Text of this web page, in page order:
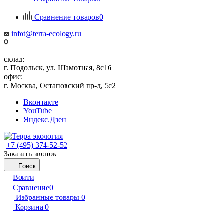
Сравнение товаров0
infot@terra-ecology.ru
склад:
г. Подольск, ул. Шамотная, 8с16
офис:
г. Москва, Остаповский пр-д, 5с2
Вконтакте
YouTube
Яндекс.Дзен
+7 (495) 374-52-52
Заказать звонок
Поиск
Войти
Сравнение0
Избранные товары 0
Корзина 0